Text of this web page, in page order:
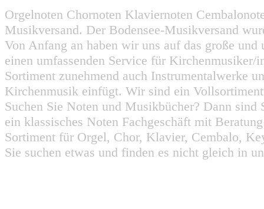
Orgelnoten Chornoten Klaviernoten
Musikversand. Der Bodensee-Musikversand
Von Anfang an haben wir uns auf das große
einen umfassenden Service für
Sortiment zunehmend auch Instrumentalwerke
Kirchenmusik einfügt. Wir sind ein
Suchen Sie Noten und Musikbücher? Dann
ein klassisches Noten Fachgeschäft mit
Sortiment für Orgel, Chor, Klavier, Cembalo,
Sie suchen etwas und finden es nicht gleich in